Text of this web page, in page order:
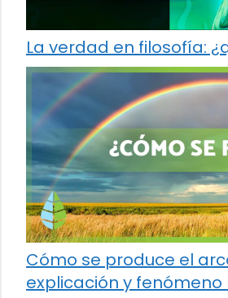
La verdad en filosofía:
Cómo se produce el
explicación y